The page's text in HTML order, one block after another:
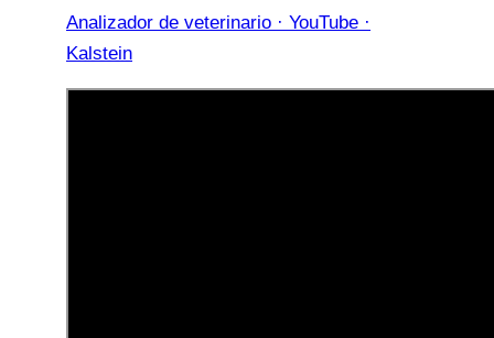
Analizador de veterinario · YouTube ·
Kalstein